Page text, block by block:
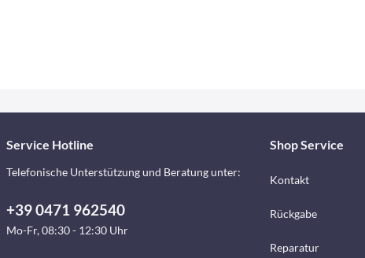
Service Hotline
Telefonische Unterstützung und Beratung unter:
+39 0471 962540
Mo-Fr, 08:30 - 12:30 Uhr
Shop Service
Kontakt
Rückgabe
Reparatur